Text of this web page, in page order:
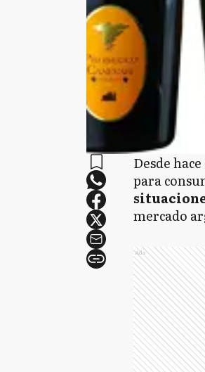
Desde
para
mercado
Ads